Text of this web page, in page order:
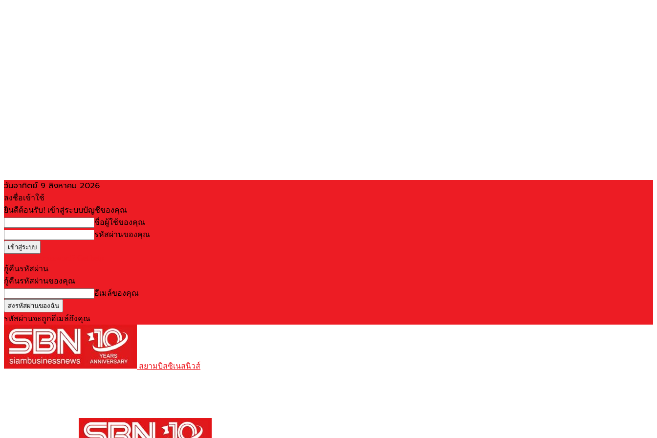
วันอาทิตย์ 9 สิงหาคม 2026
ลงชื่อเข้าใช้
ยินดีต้อนรับ! เข้าสู่ระบบบัญชีของคุณ
ชื่อผู้ใช้ของคุณ
รหัสผ่านของคุณ
กู้คืนรหัสผ่าน
กู้คืนรหัสผ่านของคุณ
อีเมล์ของคุณ
รหัสผ่านจะถูกอีเมล์ถึงคุณ
สยามบิสซิเนสนิวส์